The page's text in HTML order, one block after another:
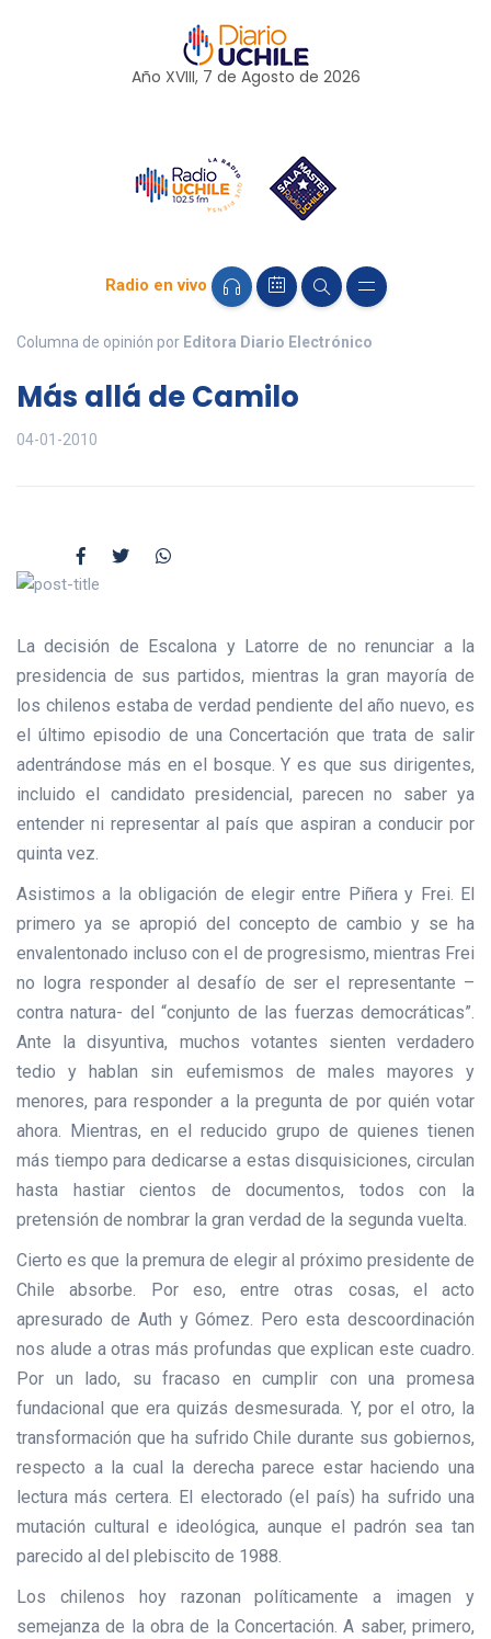
Año XVIII, 7 de Agosto de 2026
Radio en vivo
Columna de opinión por Editora Diario Electrónico
Más allá de Camilo
04-01-2010
La decisión de Escalona y Latorre de no renunciar a la
presidencia de sus partidos, mientras la gran mayoría de
los chilenos estaba de verdad pendiente del año nuevo, es
el último episodio de una Concertación que trata de salir
adentrándose más en el bosque. Y es que sus dirigentes,
incluido el candidato presidencial, parecen no saber ya
entender ni representar al país que aspiran a conducir por
quinta vez.
Asistimos a la obligación de elegir entre Piñera y Frei. El
primero ya se apropió del concepto de cambio y se ha
envalentonado incluso con el de progresismo, mientras Frei
no logra responder al desafío de ser el representante –
contra natura- del “conjunto de las fuerzas democráticas”.
Ante la disyuntiva, muchos votantes sienten verdadero
tedio y hablan sin eufemismos de males mayores y
menores, para responder a la pregunta de por quién votar
ahora. Mientras, en el reducido grupo de quienes tienen
más tiempo para dedicarse a estas disquisiciones, circulan
hasta hastiar cientos de documentos, todos con la
pretensión de nombrar la gran verdad de la segunda vuelta.
Cierto es que la premura de elegir al próximo presidente de
Chile absorbe. Por eso, entre otras cosas, el acto
apresurado de Auth y Gómez. Pero esta descoordinación
nos alude a otras más profundas que explican este cuadro.
Por un lado, su fracaso en cumplir con una promesa
fundacional que era quizás desmesurada. Y, por el otro, la
transformación que ha sufrido Chile durante sus gobiernos,
respecto a la cual la derecha parece estar haciendo una
lectura más certera. El electorado (el país) ha sufrido una
mutación cultural e ideológica, aunque el padrón sea tan
parecido al del plebiscito de 1988.
Los chilenos hoy razonan políticamente a imagen y
semejanza de la obra de la Concertación. A saber, primero,